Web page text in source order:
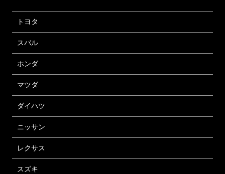
トヨタ
スバル
ホンダ
マツダ
ダイハツ
ニッサン
レクサス
スズキ